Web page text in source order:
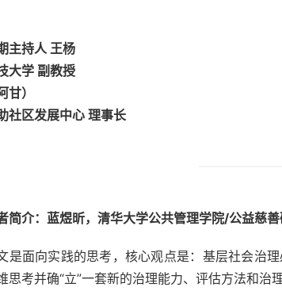
持人 王杨
大学 副教授
甘）
社区发展中心 理事长
简介：蓝煜昕，清华大学公共管理学院/公益慈
是面向实践的思考，核心观点是：基层社会治
思考并确“立”一套新的治理能力、评估方法和治